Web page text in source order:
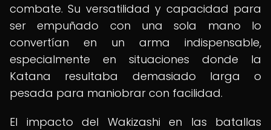
combate. Su versatilidad y capacidad para
ser empuñado con una sola mano lo
convertían en un arma indispensable,
especialmente en situaciones donde la
Katana resultaba demasiado larga o
pesada para maniobrar con facilidad.
El impacto del Wakizashi en las batallas